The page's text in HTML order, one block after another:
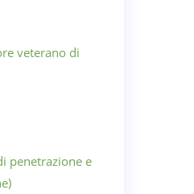
veterano di
penetrazione e